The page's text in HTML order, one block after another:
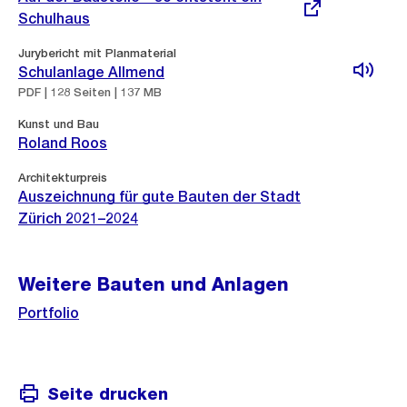
Schulhaus
Jurybericht mit Planmaterial
Schulanlage Allmend
PDF | 128 Seiten | 137 MB
Kunst und Bau
Roland Roos
Architekturpreis
Auszeichnung für gute Bauten der Stadt
Zürich 2021–2024
Weitere Bauten und Anlagen
Portfolio
Seite drucken